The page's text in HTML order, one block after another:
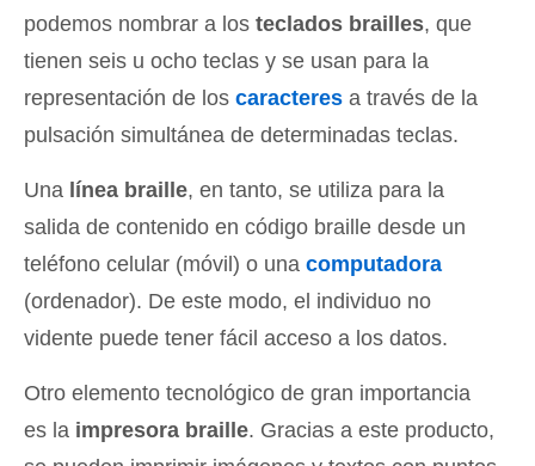
podemos nombrar a los teclados brailles, que
tienen seis u ocho teclas y se usan para la
representación de los caracteres a través de la
pulsación simultánea de determinadas teclas.
Una línea braille, en tanto, se utiliza para la
salida de contenido en código braille desde un
teléfono celular (móvil) o una computadora
(ordenador). De este modo, el individuo no
vidente puede tener fácil acceso a los datos.
Otro elemento tecnológico de gran importancia
es la impresora braille. Gracias a este producto,